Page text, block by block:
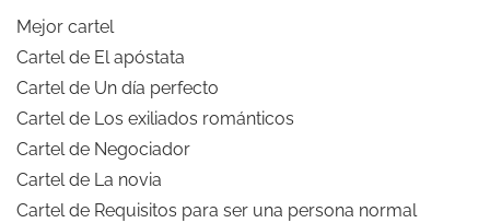
Mejor cartel
Cartel de El apóstata
Cartel de Un día perfecto
Cartel de Los exiliados románticos
Cartel de Negociador
Cartel de La novia
Cartel de Requisitos para ser una persona normal